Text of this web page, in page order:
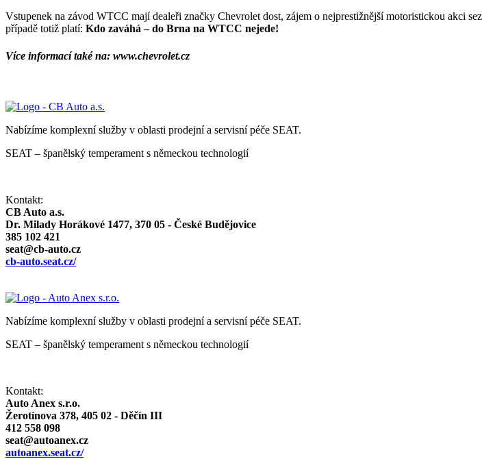
Vstupenek na závod WTCC mají dealeři značky Chevrolet dost, zájem o nejprestižnější motoristickou akci
případě totiž platí: Kdo zaváhá – do Brna na WTCC nejede!
Více informací také na: www.chevrolet.cz
Nabízíme komplexní služby v oblasti prodejní a servisní péče SEAT.
SEAT – španělský temperament s německou technologií
Kontakt:
CB Auto a.s.
Dr. Milady Horákové 1477, 370 05 - České Budějovice
385 102 421
seat@cb-auto.cz
cb-auto.seat.cz/
Nabízíme komplexní služby v oblasti prodejní a servisní péče SEAT.
SEAT – španělský temperament s německou technologií
Kontakt:
Auto Anex s.r.o.
Žerotínova 378, 405 02 - Děčín III
412 558 098
seat@autoanex.cz
autoanex.seat.cz/